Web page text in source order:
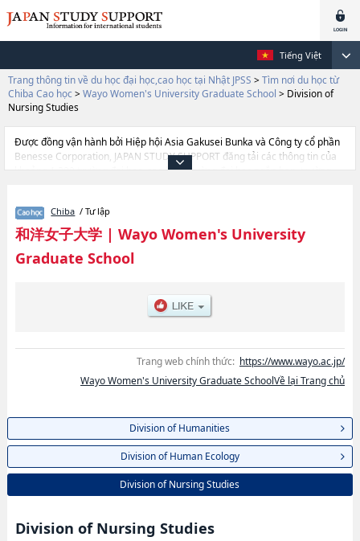
Tiếng Việt
Trang thông tin về du học đại học,cao học tại Nhật JPSS > Tìm nơi du học từ
Chiba Cao học > Wayo Women's University Graduate School > Division of
Nursing Studies
Được đồng vận hành bởi Hiệp hội Asia Gakusei Bunka và Công ty cổ phần
Benesse Corporation, JAPAN STUDY SUPPORT đăng tải các thông tin của
khoảng 1.300 trường đại học, cao học, trường đại học ngắn hạn, trường
Graduate School, và thông tin cần thiết dành cho du học sinh, như là về
các Division of HumanitieshoặcDivision of Human EcologyhoặcDivision of
Nursing Studies, thông tin về từng khoa nghiên cứu, thông tin liên quan
đến thi tuyển như số lượng tuyển sinh, số lượng trúng tuyển, cở sở trang
Chiba / Tư lập
和洋女子大学| Wayo Women's University
Graduate School
Trang web chính thức: https://www.wayo.ac.jp/
Wayo Women's University Graduate SchoolVề lại Trang chủ
Division of Humanities
Division of Human Ecology
Division of Nursing Studies
Division of Nursing Studies